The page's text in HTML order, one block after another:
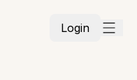
Login